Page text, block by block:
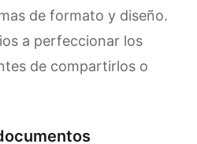
de formato y diseño.
a perfeccionar los
de compartirlos o